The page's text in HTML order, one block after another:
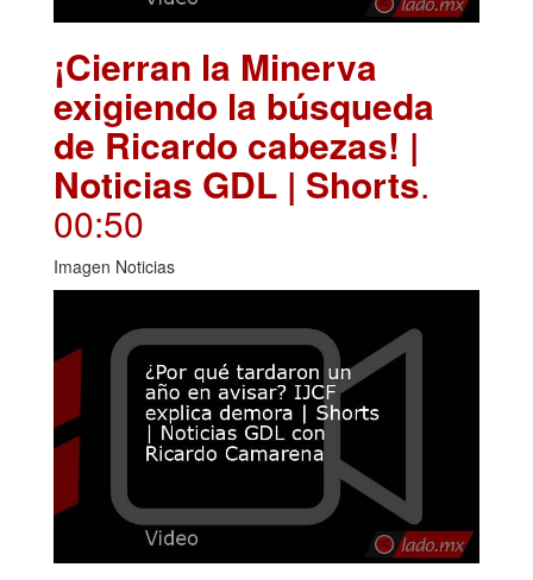
¡Cierran la Minerva
exigiendo la búsqueda
de Ricardo cabezas! |
Noticias GDL | Shorts.
00:50
Imagen Noticias